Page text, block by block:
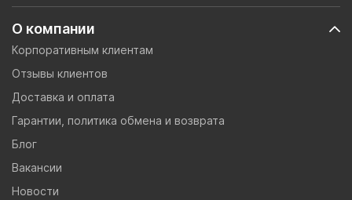
О компании
Корпоративным клиентам
Отзывы клиентов
Доставка и оплата
Гарантии, политика обмена и возврата
Блог
Вакансии
Новости